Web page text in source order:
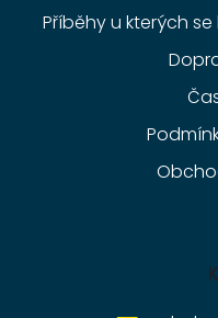
Příběhy u kterých